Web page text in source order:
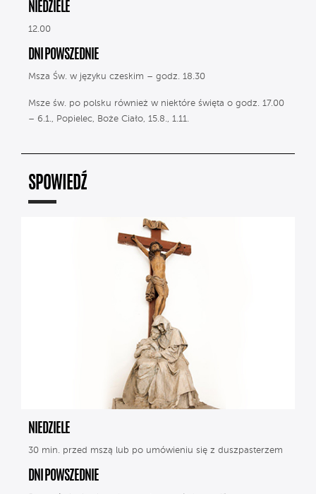
NIEDZIELE
12.00
DNI POWSZEDNIE
Msza Św. w języku czeskim – godz. 18.30
Msze św. po polsku również w niektóre święta o godz. 17.00
– 6.1., Popielec, Boże Ciało, 15.8., 1.11.
SPOWIEDŹ
NIEDZIELE
30 min. przed mszą lub po umówieniu się z duszpasterzem
DNI POWSZEDNIE